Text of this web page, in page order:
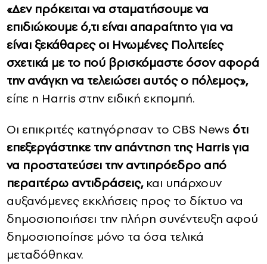
«Δεν πρόκειται να σταματήσουμε να
επιδιώκουμε ό,τι είναι απαραίτητο για να
είναι ξεκάθαρες οι Ηνωμένες Πολιτείες
σχετικά με το πού βρισκόμαστε όσον αφορά
την ανάγκη να τελειώσει αυτός ο πόλεμος»,
είπε η Harris στην ειδική εκπομπή.
Οι επικριτές κατηγόρησαν το CBS News ότι
επεξεργάστηκε την απάντηση της Harris για
να προστατεύσει την αντιπρόεδρο από
περαιτέρω αντιδράσεις,και υπάρχουν
αυξανόμενες εκκλήσεις προς το δίκτυο να
δημοσιοποιήσει την πλήρη συνέντευξη αφού
δημοσιοποίησε μόνο τα όσα τελικά
μεταδόθηκαν.